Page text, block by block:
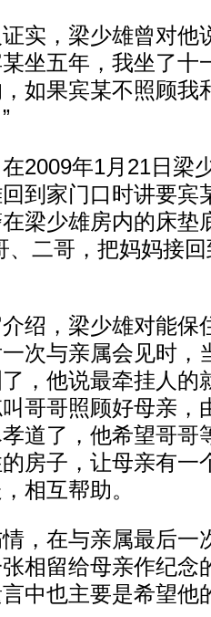
，梁少雄曾对他
坐五年，我坐了十
如果宾某不照顾我
年1月21日梁
到家门口时讲要宾
梁少雄房内的床垫
、二哥，把妈妈接
，梁少雄对能保
次与亲属会见时，
，他说最牵挂人的
哥哥照顾好母亲，
道了，他希望哥哥
房子，让母亲有一
相互帮助。
在与亲属最后一
相留给母亲作纪念
中也主要是希望他